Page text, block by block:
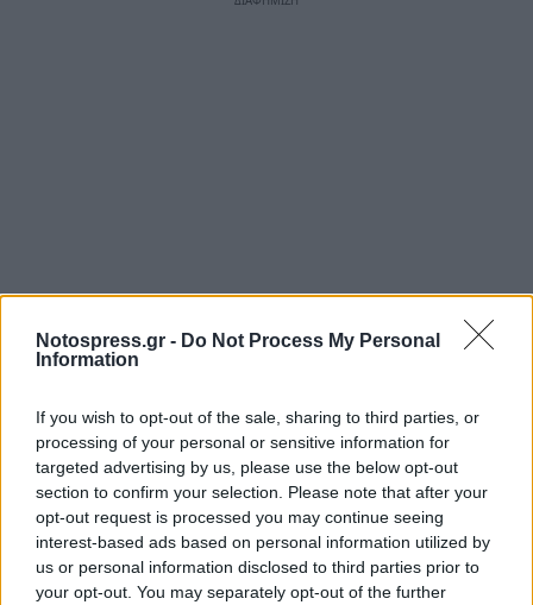
Notospress.gr - Do Not Process My Personal
Information
If you wish to opt-out of the sale, sharing to third parties, or
processing of your personal or sensitive information for
targeted advertising by us, please use the below opt-out
section to confirm your selection. Please note that after your
opt-out request is processed you may continue seeing
interest-based ads based on personal information utilized by
us or personal information disclosed to third parties prior to
your opt-out. You may separately opt-out of the further